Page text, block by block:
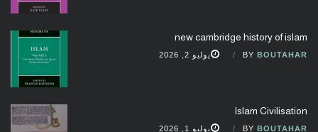
new cambridge history of islam
BY BOUTAHAR يوليو 2, 2026
Islam Civilisation
BY BOUTAHAR يوليو 1, 2026